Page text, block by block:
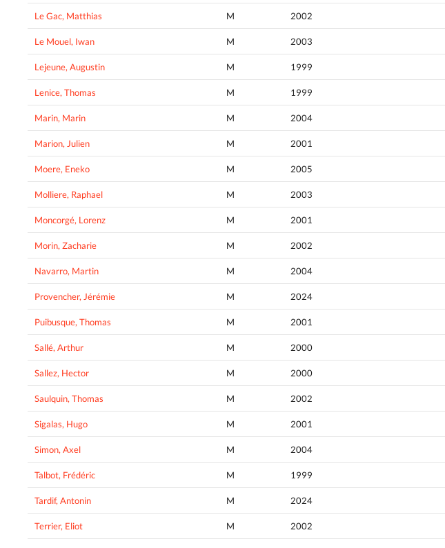
Le Gac, Matthias M 2002
Le Mouel, Iwan M 2003
Lejeune, Augustin M 1999
Lenice, Thomas M 1999
Marin, Marin M 2004
Marion, Julien M 2001
Moere, Eneko M 2005
Molliere, Raphael M 2003
Moncorgé, Lorenz M 2001
Morin, Zacharie M 2002
Navarro, Martin M 2004
Provencher, Jérémie M 2024
Puibusque, Thomas M 2001
Sallé, Arthur M 2000
Sallez, Hector M 2000
Saulquin, Thomas M 2002
Sigalas, Hugo M 2001
Simon, Axel M 2004
Talbot, Frédéric M 1999
Tardif, Antonin M 2024
Terrier, Eliot M 2002